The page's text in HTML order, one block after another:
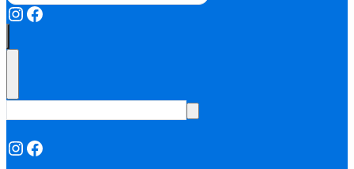
Instagram
Facebook
Instagram
Facebook